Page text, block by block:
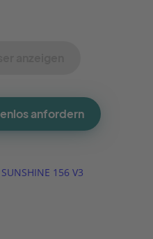
anfordern
SUNSHINE 156 V3